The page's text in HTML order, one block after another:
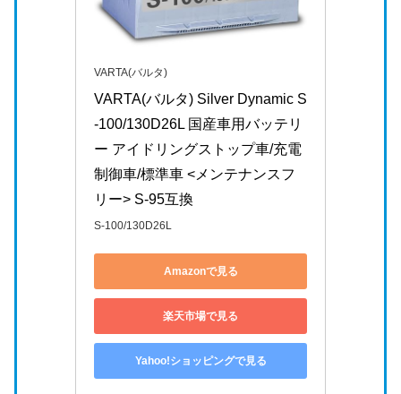
VARTA(バルタ)
VARTA(バルタ) Silver Dynamic S
-100/130D26L 国産車用バッテリ
ー アイドリングストップ車/充電
制御車/標準車 <メンテナンスフ
リー> S-95互換
S-100/130D26L
Amazonで見る
楽天市場で見る
Yahoo!ショッピングで見る